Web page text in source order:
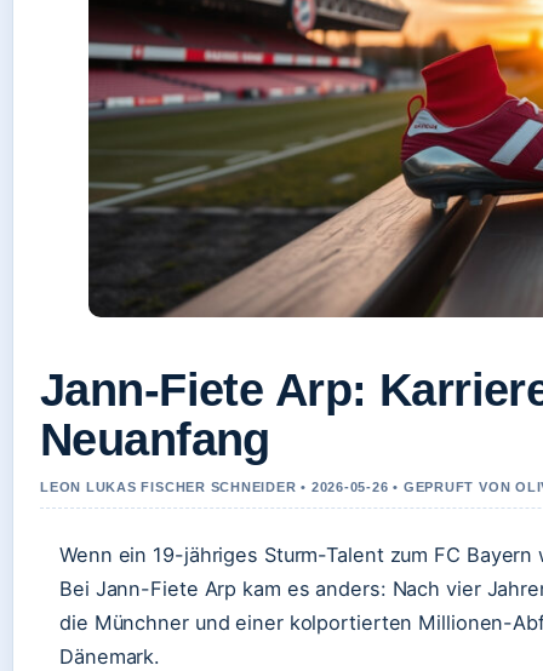
Jann-Fiete Arp:
Neuanfang
LEON LUKAS FISCHER SCHNEIDER • 2026-05-26 • GEPRUFT VON
Wenn ein 19-jähriges Sturm-Talent zum FC
Bei Jann-Fiete Arp kam es anders: Nach vier
die Münchner und einer kolportierten Millionen-
Dänemark.